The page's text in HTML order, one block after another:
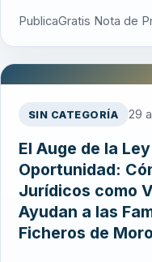
PublicaGratis Nota de
SIN CATEGORÍA 29
El Auge de la
Oportunidad:
Jurídicos como
Ayudan a las
Ficheros de